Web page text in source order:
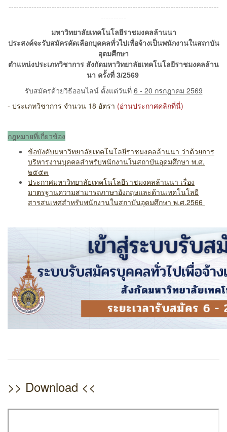
-----------------------------------------------------------------------------------
----------
มหาวิทยาลัยเทคโนโลยีราชมงคลล้านนา
ประสงค์จะรับสมัครคัดเลือกบุคคลทั่วไปเพื่อจ้างเป็นพนักงานในสถาบัน
อุดมศึกษา
ตำแหน่งประเภทวิชาการ สังกัดมหาวิทยาลัยเทคโนโลยีราชมงคลล้าน
นา ครั้งที่ 3/2569
รับสมัครด้วยวิธีออนไลน์ ตั้งแต่วันที่ 6 - 20 กรกฎาคม 2569
- ประเภทวิชาการ จำนวน 18 อัตรา (อ่านประกาศคลิกที่นี่)
กฎหมายที่เกี่ยวข้อง
ข้อบังคับมหาวิทยาลัยเทคโนโลยีราชมงคลล้านนา ว่าด้วยการ
บริหารงานบุคคลสำหรับพนักงานในสถาบันอุดมศึกษา พ.ศ.
๒๕๕๓
ประกาศมหาวิทยาลัยเทคโนโลยีราชมงคลล้านนา เรื่อง
มาตรฐานความสามารถภาษาอังกฤษและด้านเทคโนโลยี
สารสนเทศสำหรับพนักงานในสถาบันอุดมศึกษา พ.ศ.2566
>> Download <<